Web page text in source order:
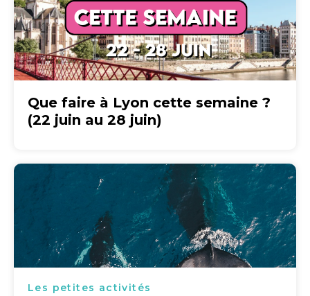
Que faire à Lyon cette semaine ?
(22 juin au 28 juin)
Les petites activités